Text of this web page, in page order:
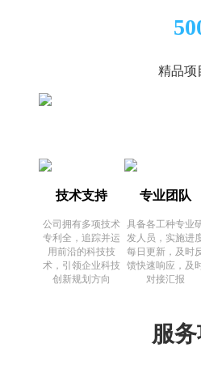
精品项
技术支持
公司拥有多项技术
专利全，追踪并运
用前沿的科技技
术，引领企业科技
创新规划方向
专业团队
具备各工种专业
发人员，实施进
每日更新，及时
馈快速响应，及
对接汇报
服务